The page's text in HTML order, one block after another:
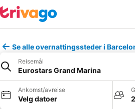
Se alle overnattingssteder i
Reisemål
Eurostars Grand Marina
Ankomst/avreise
Velg datoer